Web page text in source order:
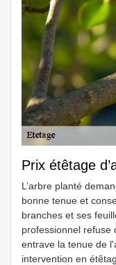
Prix étêtage
L’arbre planté
bonne tenue et
branches et ses
professionnel refuse
entrave la tenue de
intervention en